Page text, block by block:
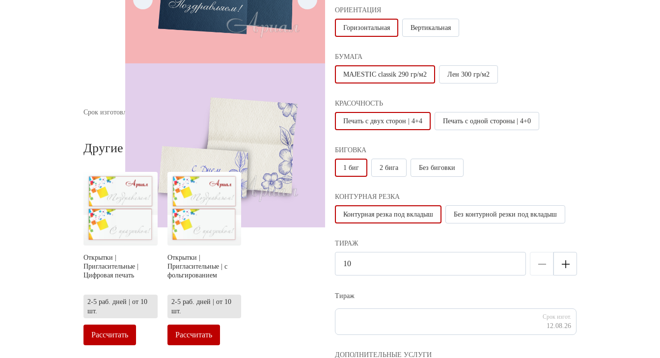
Срок изготовления: 2-5 раб. дней после утверждения макета и оплаты
Другие виды открыток
Открытки |
Пригласительные |
Цифровая печать
2-5 раб. дней | от 10
шт.
Рассчитать
Открытки |
Пригласительные | с
фольгированием
2-5 раб. дней | от 10
шт.
Рассчитать
ОРИЕНТАЦИЯ
Горизонтальная Вертикальная
БУМАГА
MAJESTIC classik 290 гр/м2 Лен 300 гр/м2
КРАСОЧНОСТЬ
Печать с двух сторон | 4+4 Печать с одной стороны | 4+0
БИГОВКА
1 биг 2 бига Без биговки
КОНТУРНАЯ РЕЗКА
Контурная резка под вкладыш Без контурной резки под вкладыш
ТИРАЖ
Тираж
Срок изгот.
12.08.26
ДОПОЛНИТЕЛЬНЫЕ УСЛУГИ